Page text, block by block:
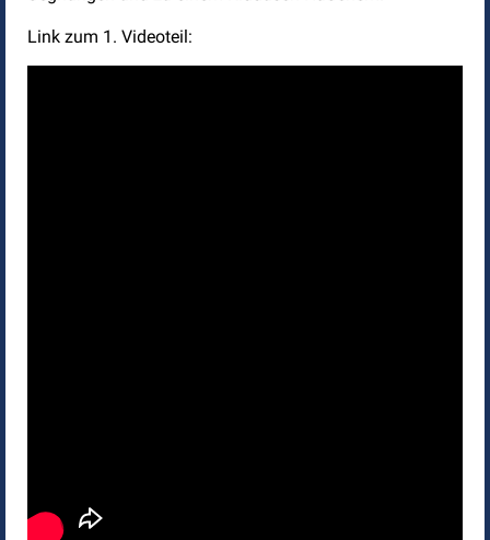
Link zum 1. Videoteil: